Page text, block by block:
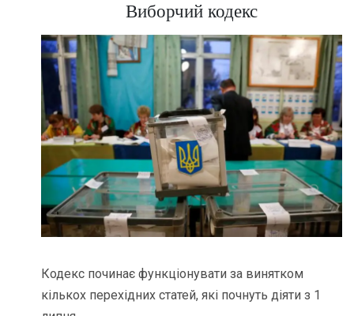
Виборчий кодекс
Кодекс починає функціонувати за винятком
кількох перехідних статей, які почнуть діяти з 1